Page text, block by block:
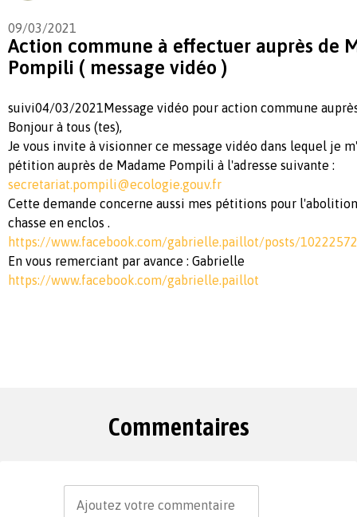
09/03/2021
Action commune à effectuer auprès de
Pompili ( message vidéo )
suivi04/03/2021Message vidéo pour action commune
Bonjour à tous (tes),
Je vous invite à visionner ce message vidéo dans lequel je
pétition auprès de Madame Pompili à l'adresse suivante :
secretariat.pompili@ecologie.gouv.fr
Cette demande concerne aussi mes pétitions pour
chasse en enclos .
https://www.facebook.com/gabrielle.paillot/posts/
En vous remerciant par avance : Gabrielle
https://www.facebook.com/gabrielle.paillot
Commentaires